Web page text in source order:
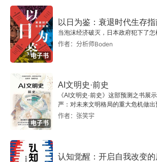
第四节 艾思奇与马克思主义哲学的大
和时代化
第七章 返本与开新：现代哲学的建树
第二节 冯友兰的“新理学”
第三节 方东美的比较哲学
第四节 贺麟的理想唯心论
电子书
以日为鉴：衰退时代生存
当泡沫经济破灭，日本政府犯下了怎
作者：分析师Boden
电子书
AI文明史·前史
《AI文明史·前史》这部预测之书展
严：对未来文明格局的重大危机做
智慧的选择。
作者：张笑宇
认知觉醒：开启自我改变的